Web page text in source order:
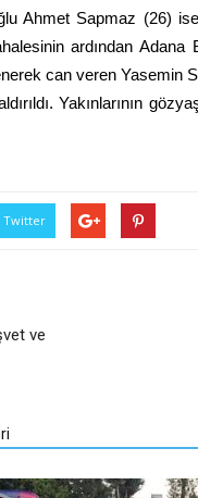
Ahmet Sapmaz (26)
ardından
can veren Yasemin
Yakınlarının
Twitter
ve